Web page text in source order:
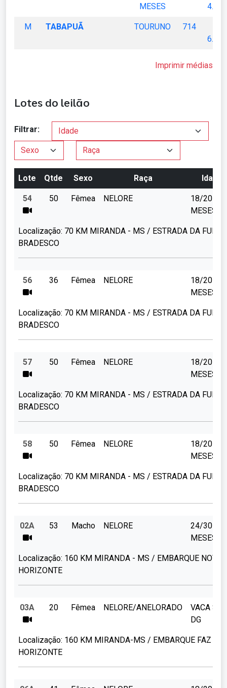
MESES
M TABAPUÃ TOURUNO 714
Imprimir médias
Lotes do leilão
Filtrar:
Lote Qtde Sexo Raça Idade
54 50 Fêmea NELORE
18/20
MESES
Localização: 70 KM MIRANDA - MS / ESTRADA DA
BRADESCO
56 36 Fêmea NELORE
18/20
MESES
Localização: 70 KM MIRANDA - MS / ESTRADA DA
BRADESCO
57 50 Fêmea NELORE
18/20
MESES
Localização: 70 KM MIRANDA - MS / ESTRADA DA
BRADESCO
58 50 Fêmea NELORE
18/20
MESES
Localização: 70 KM MIRANDA - MS / ESTRADA DA
BRADESCO
02A 53 Macho NELORE
24/30
MESES
Localização: 160 KM MIRANDA - MS / EMBARQUE NOVO
HORIZONTE
03A 20 Fêmea NELORE/ANELORADO
VACA
DG
Localização: 160 KM MIRANDA-MS / EMBARQUE FAZ
HORIZONTE